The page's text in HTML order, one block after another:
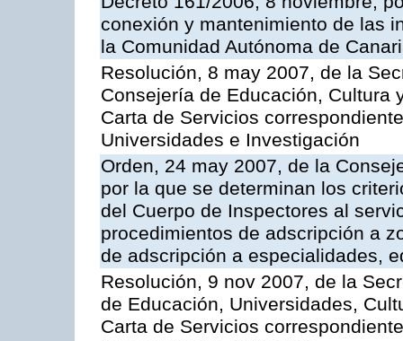
conexión y mantenimiento de las
la Comunidad Autónoma de
Resolución, 8 may 2007, de la
Consejería de Educación, Cultura
Carta de Servicios
Universidades e Investigación
Orden, 24 may 2007, de la
por la que se determinan los
del Cuerpo de Inspectores al
procedimientos de adscripción a
de adscripción a especialidades,
Resolución, 9 nov 2007, de la
de Educación, Universidades,
Carta de Servicios